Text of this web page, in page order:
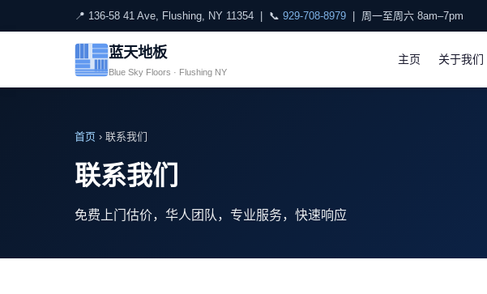
📍 136-58 41 Ave, Flushing, NY 11354 | 📞 929-708-8979 | 周一至周六 8am–7pm
蓝天地板
Blue Sky Floors · Flushing NY
主页 关于我们
首页 › 联系我们
联系我们
免费上门估价，华人团队，专业服务，快速响应